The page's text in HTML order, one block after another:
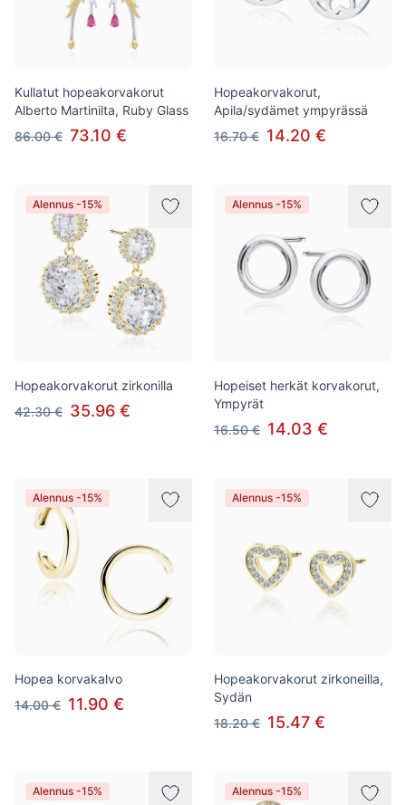
Kullatut hopeakorvakorut
Alberto Martinilta, Ruby Glass
86.00 € 73.10 €
Hopeakorvakorut,
Apila/sydämet ympyrässä
16.70 € 14.20 €
Alennus -15%
Hopeakorvakorut zirkonilla
42.30 € 35.96 €
Alennus -15%
Hopeiset herkät korvakorut,
Ympyrät
16.50 € 14.03 €
Alennus -15%
Hopea korvakalvo
14.00 € 11.90 €
Alennus -15%
Hopeakorvakorut zirkoneilla,
Sydän
18.20 € 15.47 €
Alennus -15% Alennus -15%